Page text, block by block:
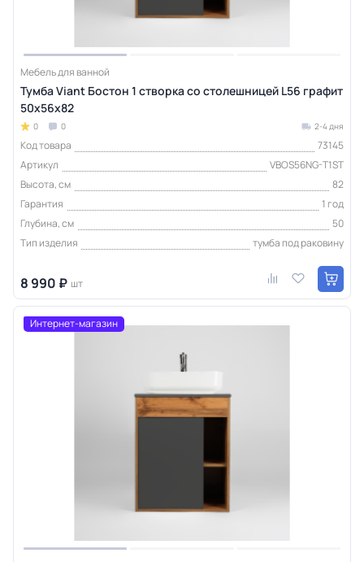
Мебель для ванной
Тумба Viant Бостон 1 створка со столешницей L56 графит
50х56х82
0 0 2-4 дня
Код товара
73145
Артикул
VBOS56NG-T1ST
Высота, см
82
Гарантия
1 год
Глубина, см
50
Тип изделия
тумба под раковину
8 990 ₽ шт
Интернет-магазин